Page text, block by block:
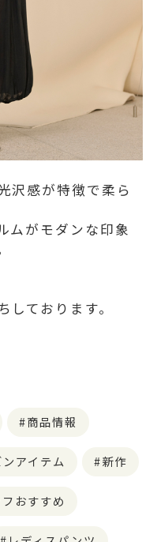
沢感が特徴で柔ら
ムがモダンな印象
ております。
商品情報
アイテム 新作
おすすめ